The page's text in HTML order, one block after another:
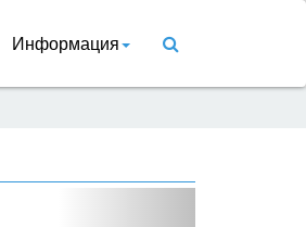
Информация